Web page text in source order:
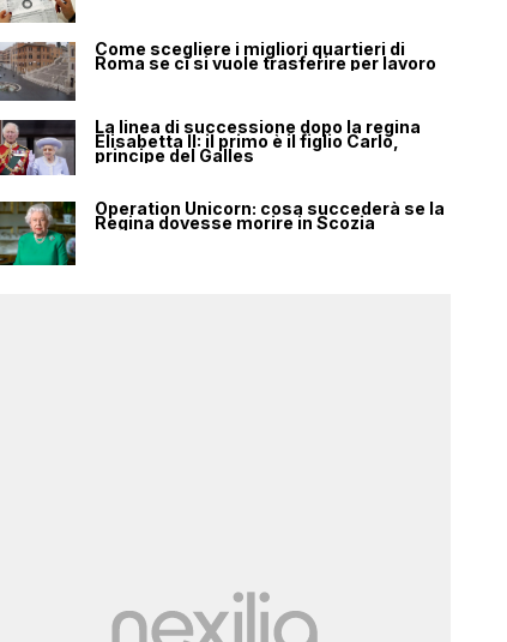
Come scegliere i migliori quartieri di
Roma se ci si vuole trasferire per lavoro
La linea di successione dopo la regina
Elisabetta II: il primo è il figlio Carlo,
principe del Galles
Operation Unicorn: cosa succederà se la
Regina dovesse morire in Scozia